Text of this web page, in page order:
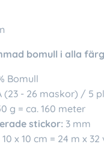
bomull i alla
Bomull
(23 - 26 maskor) / 5
g = ca. 160 meter
stickor: 3 mm
10 x 10 cm = 24 m x 32